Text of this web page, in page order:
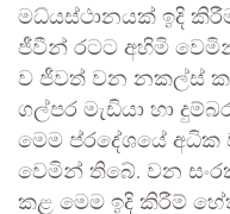
මධ්යස්ථානයක් ඉදි
ජීවීන් රටට අහිමි
ව ජීවත් වන නකල්ස්
ගල්පර මැඩියා හා
මෙම ප්රදේශයේ අධික
වෙමින් තිබේ. වන
කළ මෙම ඉදි කිරීම්